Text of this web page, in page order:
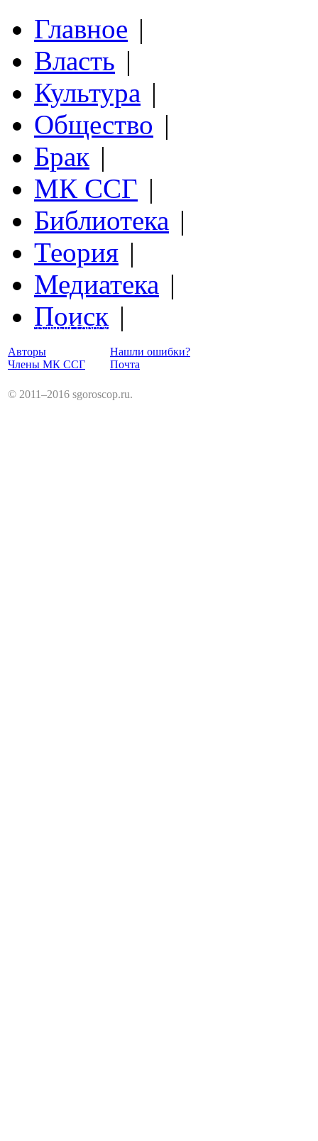
Главное |
Власть |
Культура |
Общество |
Брак |
МК ССГ |
Библиотека |
Теория |
Медиатека |
Поиск |
Структурный Гороскоп
Авторы
Члены МК ССГ
Нашли ошибки?
Почта
© 2011–2016 sgoroscop.ru.